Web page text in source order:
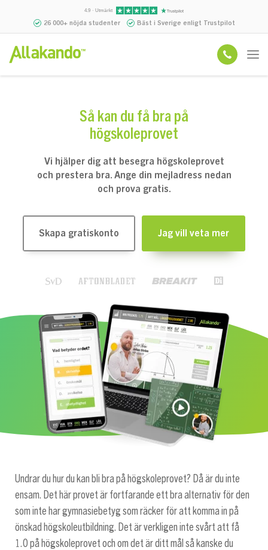
4.9 · Utmärkt
26 000+ nöjda studenter Bäst i Sverige enligt Trustpilot
Så kan du få bra på
högskoleprovet
Vi hjälper dig att besegra högskoleprovet
och prestera bra. Ange din mejladress nedan
och prova gratis.
Skapa gratiskonto Jag vill veta mer
Undrar du hur du kan bli bra på högskoleprovet? Då är du inte
ensam. Det här provet är fortfarande ett bra alternativ för den
som inte har gymnasiebetyg som räcker för att komma in på
önskad högskoleutbildning. Det är verkligen inte svårt att få
1.0 på högskoleprovet och om det är ditt mål så kanske du